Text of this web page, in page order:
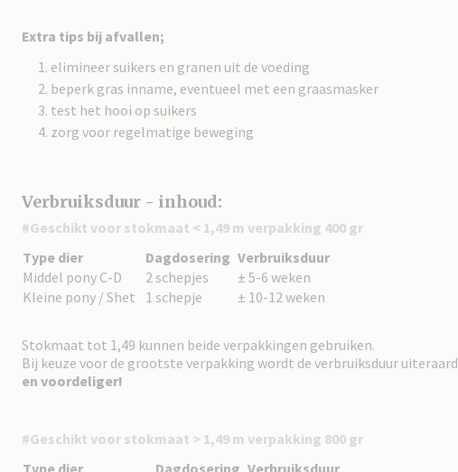
Extra tips bij afvallen;
elimineer suikers en granen uit de voeding
beperk gras inname, eventueel met een graasmasker
test het hooi op suikers
zorg voor regelmatige beweging
Verbruiksduur - inhoud:
#Geschikt voor stokmaat < 1,49 m verpakking 400 gr
Type dier
Dagdosering Verbruiksduur
Middel pony C-D
2 schepjes
± 5-6 weken
Kleine pony / Shet
1 schepje ± 10-12 weken
Stokmaat tot 1,49 kunnen beide verpakkingen gebruiken.
Bij keuze voor de grootste verpakking wordt de verbruiksduur uiteraard
en voordeliger!
#Geschikt voor stokmaat > 1,49 m verpakking 800 gr
Type dier
Dagdosering Verbruiksduur